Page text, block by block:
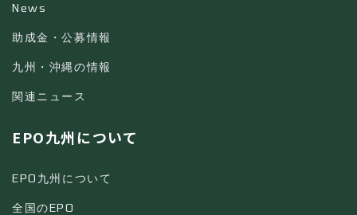
News
助成金・公募情報
九州・沖縄の情報
関連ニュース
EPO九州について
EPO九州について
全国のEPO